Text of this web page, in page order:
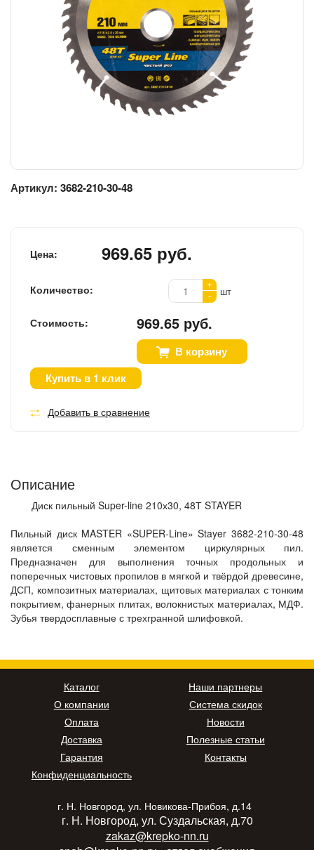
Артикул: 3682-210-30-48
Цена: 969.65 руб.
Количество:
+
-
шт
Стоимость: 969.65 руб.
В корзину
Купить в 1 клик
Добавить в сравнение
Описание
Диск пильный Super-line 210х30, 48Т STAYER
Пильный диск MASTER «SUPER-Line» Stayer 3682-210-30-48
является сменным элементом циркулярных пил.
Предназначен для выполнения точных продольных и
поперечных чистовых пропилов в мягкой и твёрдой древесине,
ДСП, композитных материалах, щитовых материалах с тонким
покрытием, фанерных плитах, волокнистых материалах, МДФ.
Зубья твердосплавные с трехгранной шлифовкой.
Каталог
О компании
Оплата
Доставка
Гарантия
Конфиденциальность
Наши партнеры
Система скидок
Новости
Полезные статьи
Контакты
г. Н. Новгород, ул. Новикова-Прибоя, д.14
г. Н. Новгород, ул. Суздальская, д.70
zakaz@krepko-nn.ru